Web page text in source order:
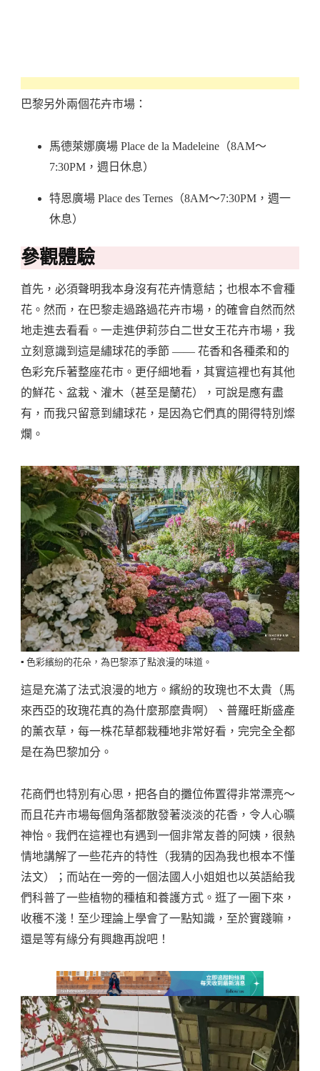
巴黎另外兩個花卉市場：
馬德萊娜廣場 Place de la Madeleine（8AM～
7:30PM，週日休息）
特恩廣場 Place des Ternes（8AM～7:30PM，週一
休息）
參觀體驗
首先，必須聲明我本身沒有花卉情意結；也根本不會種
花。然而，在巴黎走過路過花卉市場，的確會自然而然
地走進去看看。一走進伊莉莎白二世女王花卉市場，我
立刻意識到這是繡球花的季節 —— 花香和各種柔和的
色彩充斥著整座花市。更仔細地看，其實這裡也有其他
的鮮花、盆栽、灌木（甚至是蘭花），可說是應有盡
有，而我只留意到繡球花，是因為它們真的開得特別燦
爛。
▪️ 色彩繽紛的花朵，為巴黎添了點浪漫的味道。
這是充滿了法式浪漫的地方。繽紛的玫瑰也不太貴（馬
來西亞的玫瑰花真的為什麼那麼貴啊）、普羅旺斯盛產
的薰衣草，每一株花草都栽種地非常好看，完完全全都
是在為巴黎加分。
花商們也特別有心思，把各自的攤位佈置得非常漂亮～
而且花卉市場每個角落都散發著淡淡的花香，令人心曠
神怡。我們在這裡也有遇到一個非常友善的阿姨，很熱
情地講解了一些花卉的特性（我猜的因為我也根本不懂
法文）；而站在一旁的一個法國人小姐姐也以英語給我
們科普了一些植物的種植和養護方式。逛了一圈下來，
收穫不淺！至少理論上學會了一點知識，至於實踐嘛，
還是等有緣分有興趣再說吧！